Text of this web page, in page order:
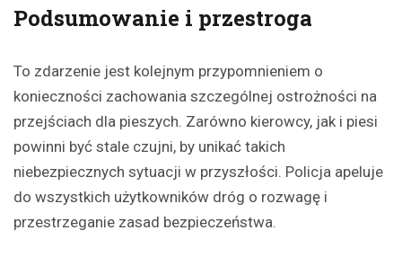
Podsumowanie i przestroga
To zdarzenie jest kolejnym przypomnieniem o
konieczności zachowania szczególnej ostrożności na
przejściach dla pieszych. Zarówno kierowcy, jak i piesi
powinni być stale czujni, by unikać takich
niebezpiecznych sytuacji w przyszłości. Policja apeluje
do wszystkich użytkowników dróg o rozwagę i
przestrzeganie zasad bezpieczeństwa.